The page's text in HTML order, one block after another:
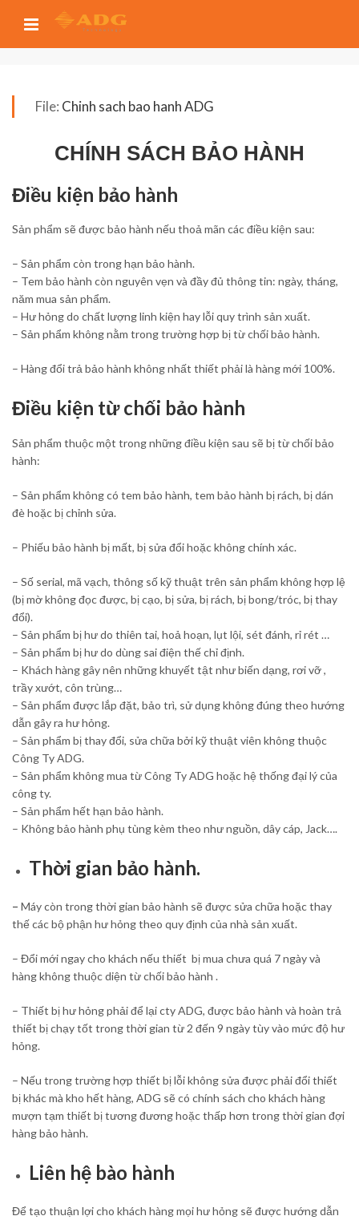
File: Chinh sach bao hanh ADG
CHÍNH SÁCH BẢO HÀNH
Điều kiện bảo hành
Sản phẩm sẽ được bảo hành nếu thoả mãn các điều kiện sau:
– Sản phẩm còn trong hạn bảo hành.
– Tem bảo hành còn nguyên vẹn và đầy đủ thông tin: ngày, tháng,
năm mua sản phẩm.
– Hư hỏng do chất lượng linh kiện hay lỗi quy trình sản xuất.
– Sản phẩm không nằm trong trường hợp bị từ chối bảo hành.
– Hàng đổi trả bảo hành không nhất thiết phải là hàng mới 100%.
Điều kiện từ chối bảo hành
Sản phẩm thuộc một trong những điều kiện sau sẽ bị từ chối bảo
hành:
– Sản phẩm không có tem bảo hành, tem bảo hành bị rách, bị dán
đè hoặc bị chỉnh sửa.
– Phiếu bảo hành bị mất, bị sửa đổi hoặc không chính xác.
– Số serial, mã vạch, thông số kỹ thuật trên sản phẩm không hợp lệ
(bị mờ không đọc được, bị cạo, bị sửa, bị rách, bị bong/tróc, bị thay
đổi).
– Sản phẩm bị hư do thiên tai, hoả hoạn, lụt lội, sét đánh, rỉ rét …
– Sản phẩm bị hư do dùng sai điện thế chỉ định.
– Khách hàng gây nên những khuyết tật như biến dạng, rơi vỡ ,
trầy xướt, côn trùng…
– Sản phẩm được lắp đặt, bảo trì, sử dụng không đúng theo hướng
dẫn gây ra hư hỏng.
– Sản phẩm bị thay đổi, sửa chữa bởi kỹ thuật viên không thuộc
Công Ty ADG.
– Sản phẩm không mua từ Công Ty ADG hoặc hệ thống đại lý của
công ty.
– Sản phẩm hết hạn bảo hành.
– Không bảo hành phụ tùng kèm theo như nguồn, dây cáp, Jack….
Thời gian bảo hành.
– Máy còn trong thời gian bảo hành sẽ được sửa chữa hoặc thay
thế các bộ phận hư hỏng theo quy định của nhà sản xuất.
– Đổi mới ngay cho khách nếu thiết bị mua chưa quá 7 ngày và
hàng không thuộc diện từ chối bảo hành .
– Thiết bị hư hỏng phải để lại cty ADG, được bảo hành và hoàn trả
thiết bị chạy tốt trong thời gian từ 2 đến 9 ngày tùy vào mức độ hư
hỏng.
– Nếu trong trường hợp thiết bị lỗi không sửa được phải đổi thiết
bị khác mà kho hết hàng, ADG sẽ có chính sách cho khách hàng
mượn tạm thiết bị tương đương hoặc thấp hơn trong thời gian đợi
hàng bảo hành.
Liên hệ bào hành
Để tạo thuận lợi cho khách hàng mọi hư hỏng sẽ được hướng dẫn